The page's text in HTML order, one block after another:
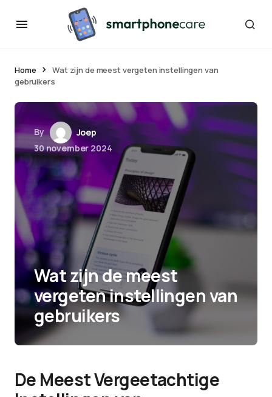
Home
Wat zijn de meest vergeten instellingen van
gebruikers
By
Joep
30 november 2024
Wat zijn de meest
vergeten instellingen van
gebruikers
De Meest Vergeetachtige